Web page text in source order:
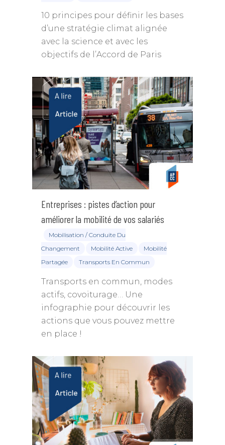
10 principes pour définir les bases
d’une stratégie climat alignée
avec la science et avec les
objectifs de l’Accord de Paris
Entreprises : pistes d’action pour
améliorer la mobilité de vos salariés
Mobilisation / Conduite Du
Changement
Mobilité Active
Mobilité
Partagée
Transports En Commun
Transports en commun, modes
actifs, covoiturage… Une
infographie pour découvrir les
actions que vous pouvez mettre
en place !